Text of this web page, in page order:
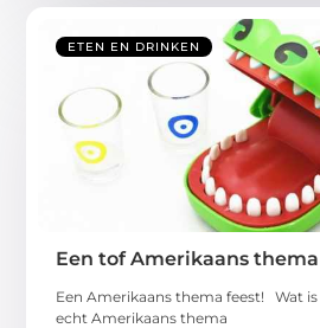
ETEN EN DRINKEN
Een tof Amerikaans
Een Amerikaans thema feest! Wat
echt Amerikaans thema